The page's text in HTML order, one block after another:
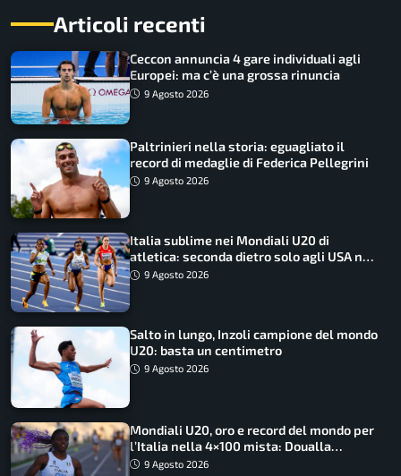
Articoli recenti
Ceccon annuncia 4 gare individuali agli
Europei: ma c’è una grossa rinuncia
9 Agosto 2026
Paltrinieri nella storia: eguagliato il
record di medaglie di Federica Pellegrini
9 Agosto 2026
Italia sublime nei Mondiali U20 di
atletica: seconda dietro solo agli USA nel
medagliere
9 Agosto 2026
Salto in lungo, Inzoli campione del mondo
U20: basta un centimetro
9 Agosto 2026
Mondiali U20, oro e record del mondo per
l’Italia nella 4×100 mista: Doualla
straordinaria
9 Agosto 2026